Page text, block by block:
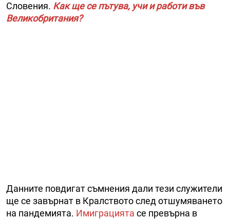
Словения. Как ще се пътува, учи и работи във
Великобритания?
Данните повдигат съмнения дали тези служители
ще се завърнат в Кралството след отшумяването
на пандемията. Имиграцията се превърна в